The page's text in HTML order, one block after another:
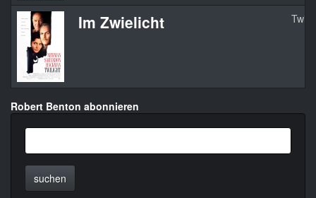
Im Zwielicht
Robert Benton abonnieren
suchen